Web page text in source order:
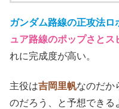
ガンダム路線の正攻法ロ
ュア路線のポップさと
れに完成度が高い。
主役は吉岡里帆なのだか
のだろう、と予想できる